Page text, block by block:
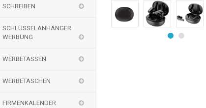
SCHREIBEN
SCHLÜSSELANHÄNGER
WERBUNG
WERBETASSEN
WERBETASCHEN
FIRMENKALENDER